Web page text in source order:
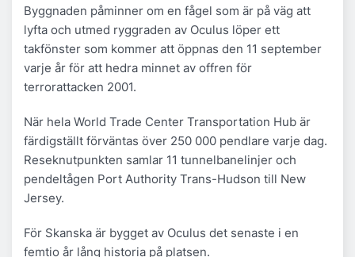
Byggnaden påminner om en fågel som är på väg att
lyfta och utmed ryggraden av Oculus löper ett
takfönster som kommer att öppnas den 11 september
varje år för att hedra minnet av offren för
terrorattacken 2001.
När hela World Trade Center Transportation Hub är
färdigställt förväntas över 250 000 pendlare varje dag.
Reseknutpunkten samlar 11 tunnelbanelinjer och
pendeltågen Port Authority Trans-Hudson till New
Jersey.
För Skanska är bygget av Oculus det senaste i en
femtio år lång historia på platsen.